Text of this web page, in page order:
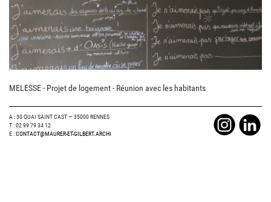
MELESSE - Projet de logement - Réunion avec les habitants
A : 30 QUAI SAINT CAST — 35000 RENNES
T : 02 99 79 34 12
E :CONTACT@MAURER-ET-GILBERT.ARCHI